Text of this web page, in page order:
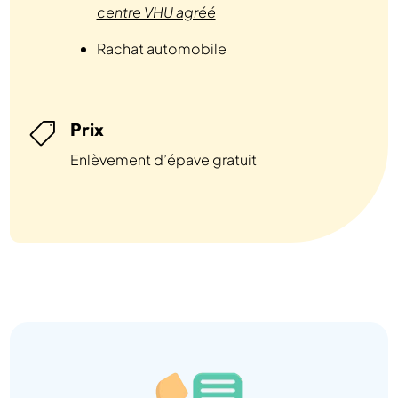
centre VHU agréé
Rachat automobile
 Prix
Enlèvement d’épave gratuit